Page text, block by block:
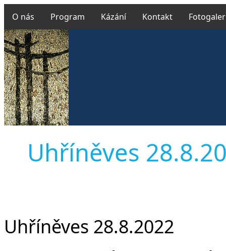
O nás Program Kázání Kontakt
Uhříněves
Uhříněves 28.8.2022